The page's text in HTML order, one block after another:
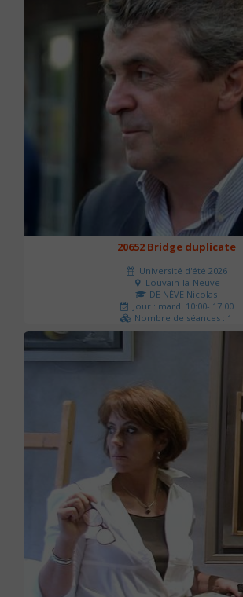
20652 Bridge duplicate
Université d'été 2026
Louvain-la-Neuve
DE NÈVE Nicolas
Jour : mardi 10:00- 17:00
Nombre de séances : 1
50 €